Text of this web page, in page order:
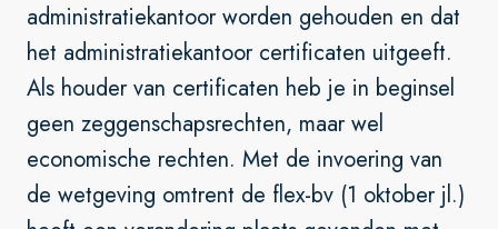
administratiekantoor worden gehouden en dat
het administratiekantoor certificaten uitgeeft.
Als houder van certificaten heb je in beginsel
geen zeggenschapsrechten, maar wel
economische rechten. Met de invoering van
de wetgeving omtrent de flex-bv (1 oktober jl.)